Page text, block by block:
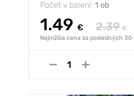
Počet v balení: 1 ob
1.49 € 2.39 €
Najnižšia cena za posledných